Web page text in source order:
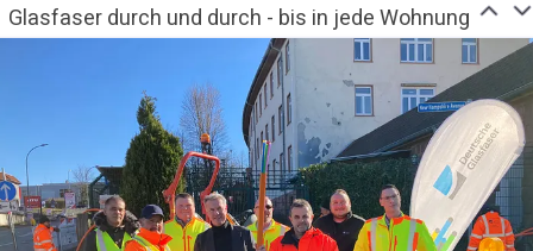
Glasfaser durch und durch - bis in jede Wohnung